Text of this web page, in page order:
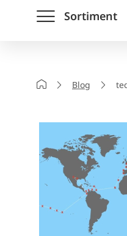
Sortiment
Startseite
Blog